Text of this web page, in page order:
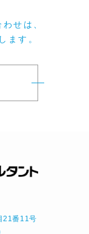
せは、
ます。
21番11号